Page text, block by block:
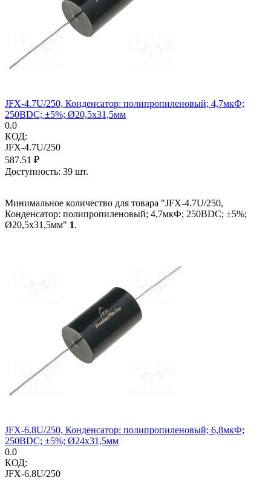
JFX-4.7U/250, Конденсатор: полипропиленовый; 4,7мкФ;
250ВDC; ±5%; Ø20,5x31,5мм
0.0
КОД:
JFX-4.7U/250
587.51 ₽
Доступность: 39 шт.
Минимальное количество для товара "JFX-4.7U/250,
Конденсатор: полипропиленовый; 4,7мкФ; 250ВDC; ±5%;
Ø20,5x31,5мм" 1.
JFX-6.8U/250, Конденсатор: полипропиленовый; 6,8мкФ;
250ВDC; ±5%; Ø24x31,5мм
0.0
КОД:
JFX-6.8U/250